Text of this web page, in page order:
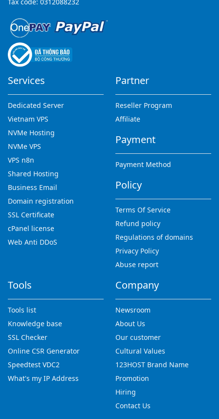
Services
Dedicated Server
Vietnam VPS
NVMe Hosting
NVMe VPS
VPS n8n
Shared Hosting
Business Email
Domain registration
SSL Certificate
cPanel license
Web Anti DDoS
Partner
Reseller Program
Affiliate
Payment
Payment Method
Policy
Terms Of Service
Refund policy
Regulations of domains
Privacy Policy
Abuse report
Tools
Tools list
Knowledge base
SSL Checker
Online CSR Generator
Speedtest VDC2
What's my IP Address
Company
Newsroom
About Us
Our customer
Cultural Values
123HOST Brand Name
Promotion
Hiring
Contact Us